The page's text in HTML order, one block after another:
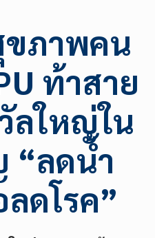
ภาพคน
ท้าสาย
ลใหญ่ใน
“ลดน้ำ
ดโรค”